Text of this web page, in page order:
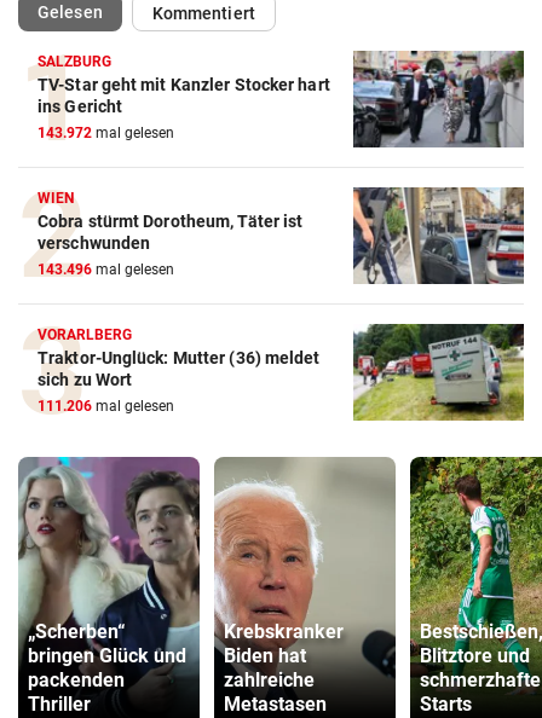
Gelesen(ausgewählt)Kommentiert
SALZBURG
TV-Star geht mit Kanzler Stocker hart
ins Gericht
143.972 mal gelesen
WIEN
Cobra stürmt Dorotheum, Täter ist
verschwunden
143.496 mal gelesen
VORARLBERG
Traktor-Unglück: Mutter (36) meldet
sich zu Wort
111.206 mal gelesen
„Scherben“
bringen Glück und
packenden
Thriller
Krebskranker
Biden hat
zahlreiche
Metastasen
Bestschießen,
Blitztore und
schmerzhafte
Starts